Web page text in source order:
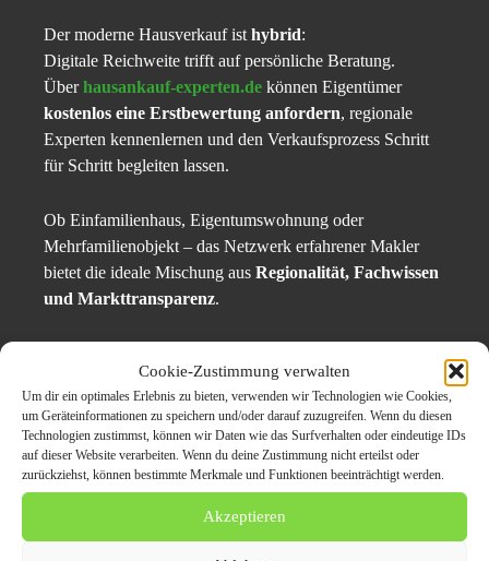
Cookie-Zustimmung verwalten
Um dir ein optimales Erlebnis zu bieten, verwenden wir Technologien wie Cookies,
um Geräteinformationen zu speichern und/oder darauf zuzugreifen. Wenn du diesen
Technologien zustimmst, können wir Daten wie das Surfverhalten oder eindeutige IDs
auf dieser Website verarbeiten. Wenn du deine Zustimmung nicht erteilst oder
zurückziehst, können bestimmte Merkmale und Funktionen beeinträchtigt werden.
Akzeptieren
Der moderne Hausverkauf ist hybrid:
Digitale Reichweite trifft auf persönliche Beratung.
Überhausankauf-experten.de können Eigentümer
kostenlos eine Erstbewertung anfordern, regionale
Experten kennenlernen und den Verkaufsprozess Schritt
für Schritt begleiten lassen.
Ob Einfamilienhaus, Eigentumswohnung oder
Mehrfamilienobjekt – das Netzwerk erfahrener Makler
bietet die ideale Mischung aus Regionalität, Fachwissen
und Markttransparenz.
Fazit: Mit Expertise zum
besten Verkaufspreis
Wer 2026 sein 🏠Haus verkaufenmöchte, braucht mehr
als Glück.
Er braucht einen Partner, der den Markt kennt, den Wert
versteht und die Sprache der Käufer spricht. Ein